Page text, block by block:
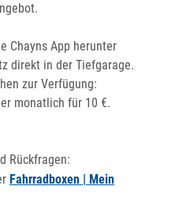
Chayns App herunter
direkt in der Tiefgarage.
zur Verfügung:
monatlich für 10 €.
Rückfragen:
Fahrradboxen | Mein